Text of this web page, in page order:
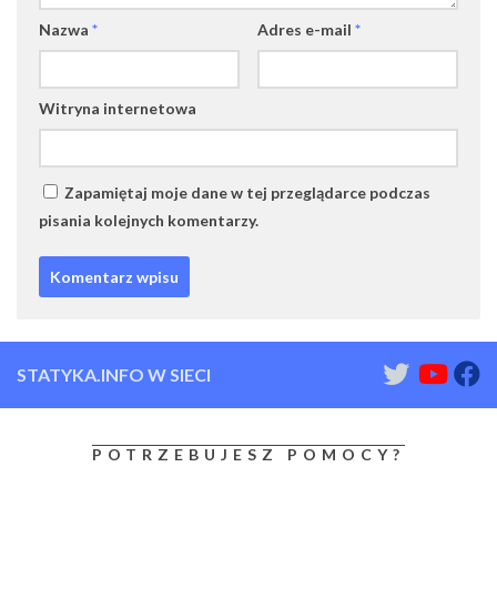
Nazwa * Adres e-mail *
Witryna internetowa
Zapamiętaj moje dane w tej przeglądarce podczas
pisania kolejnych komentarzy.
STATYKA.INFO W SIECI
POTRZEBUJESZ POMOCY?